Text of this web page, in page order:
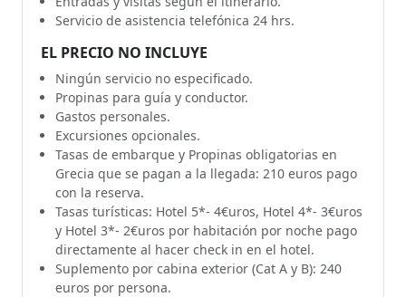
Servicio de asistencia telefónica 24 hrs.
EL PRECIO NO INCLUYE
Ningún servicio no especificado.
Propinas para guía y conductor.
Gastos personales.
Excursiones opcionales.
Tasas de embarque y Propinas obligatorias en
Grecia que se pagan a la llegada: 210 euros pago
con la reserva.
Tasas turísticas: Hotel 5*- 4€uros, Hotel 4*- 3€uros
y Hotel 3*- 2€uros por habitación por noche pago
directamente al hacer check in en el hotel.
Suplemento por cabina exterior (Cat A y B): 240
euros por persona.